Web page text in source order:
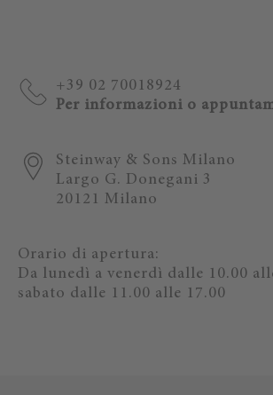
+39 02 70018924
Per informazioni o
Steinway & Sons Milano
Largo G. Donegani 3
20121 Milano
Orario di apertura:
Da lunedì a venerdì dalle 10.00
sabato dalle 11.00 alle 17.00